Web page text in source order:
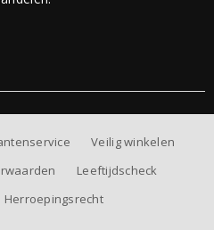
Veilig winkelen
Leeftijdscheck
Herroepingsrecht